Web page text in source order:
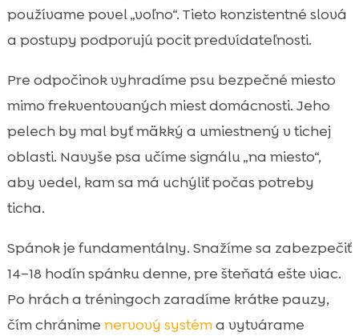
používame povel „voľno“. Tieto konzistentné slová
a postupy podporujú pocit predvídateľnosti.
Pre odpočinok vyhradíme psu bezpečné miesto
mimo frekventovaných miest domácnosti. Jeho
pelech by mal byť mäkký a umiestnený v tichej
oblasti. Navyše psa učíme signálu „na miesto“,
aby vedel, kam sa má uchýliť počas potreby
ticha.
Spánok je fundamentálny. Snažíme sa zabezpečiť
14–18 hodín spánku denne, pre šteňatá ešte viac.
Po hrách a tréningoch zaradíme krátke pauzy,
čím chránime nervový systéma vytvárame